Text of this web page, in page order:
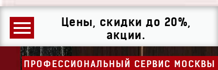
Цены, скидки до 20%,
акции.
ПРОФЕССИОНАЛЬНЫЙ СЕРВИС МОСКВЫ